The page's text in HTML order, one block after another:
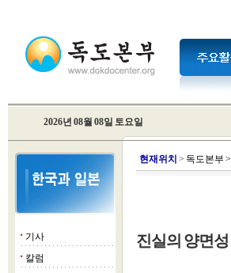
2026년 08월 08일 토요일
■ 기사
■ 칼럼
현재위치 > 독도본부 >
진실의 양면성